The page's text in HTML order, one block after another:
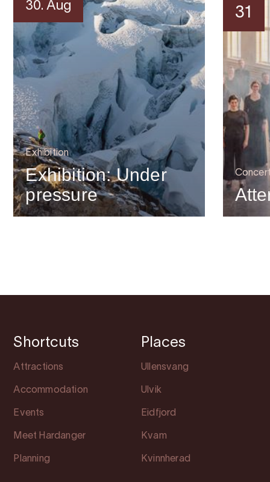
30. Aug
Exhibition
Exhibition: Under
pressure
31
Shortcuts
Attractions
Accommodation
Events
Meet Hardanger
Planning
Places
Ullensvang
Ulvik
Eidfjord
Kvam
Kvinnherad